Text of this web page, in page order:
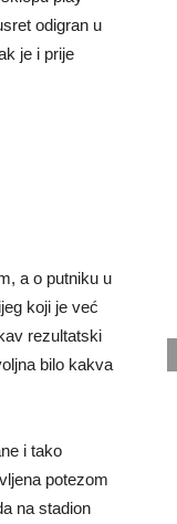
odigran u
je i prije
a o putniku u
koji je već
rezultatski
bilo kakva
i tako
potezom
na stadion